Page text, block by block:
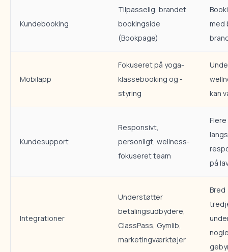
Kundebooking
Tilpasselig, brandet
bookingside
(Bookpage)
med
Mobilapp
Fokuseret på yoga-
klassebooking og -
styring
kan
Kundesupport
Responsivt,
personligt, wellness-
fokuseret team
på
Integrationer
Understøtter
betalingsudbydere,
ClassPass, Gymlib,
marketingværktøjer
Bred